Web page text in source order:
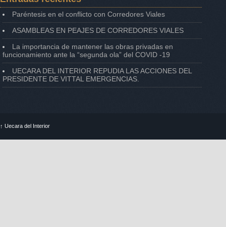
Paréntesis en el conflicto con Corredores Viales
ASAMBLEAS EN PEAJES DE CORREDORES VIALES
La importancia de mantener las obras privadas en
funcionamiento ante la “segunda ola” del COVID -19
UECARA DEL INTERIOR REPUDIA LAS ACCIONES DEL
PRESIDENTE DE VITTAL EMERGENCIAS.
↑ Uecara del Interior